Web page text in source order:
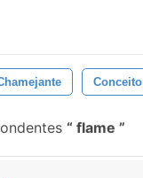
Conceito
flame